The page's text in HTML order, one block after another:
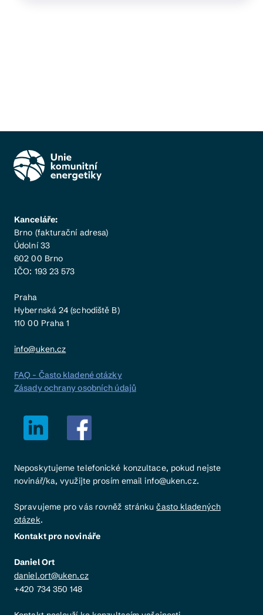
Kanceláře:
Brno (fakturační adresa)
Údolní 33
602 00 Brno
IČO: 193 23 573
Praha
Hybernská 24 (schodiště B)
110 00 Praha 1
info@uken.cz
FAQ - Často kladené otázky
Zásady ochrany osobních údajů
Neposkytujeme telefonické konzultace, pokud nejste
novinář/ka, využijte prosím email info@uken.cz.
Spravujeme pro vás rovněž stránkučasto kladených
otázek.
Kontakt pro novináře
Daniel Ort
daniel.ort@uken.cz
+420 734 350 148